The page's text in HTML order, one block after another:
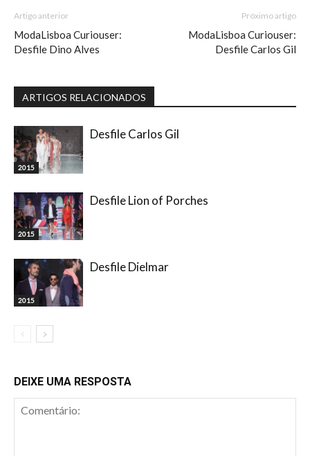
Artigo anterior
ModaLisboa Curiouser:
Desfile Dino Alves
Próximo artigo
ModaLisboa Curiouser:
Desfile Carlos Gil
ARTIGOS RELACIONADOS
2015
Desfile Carlos Gil
2015
Desfile Lion of Porches
2015
Desfile Dielmar
DEIXE UMA RESPOSTA